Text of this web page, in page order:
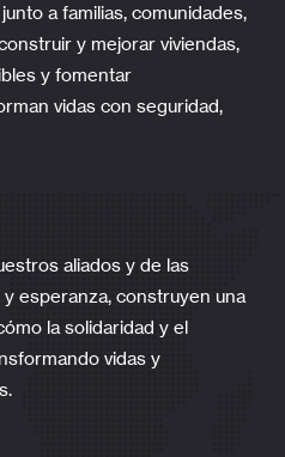
a familias, comunidades,
y mejorar viviendas,
y fomentar
vidas con seguridad,
aliados y de las
esperanza, construyen una
la solidaridad y el
vidas y